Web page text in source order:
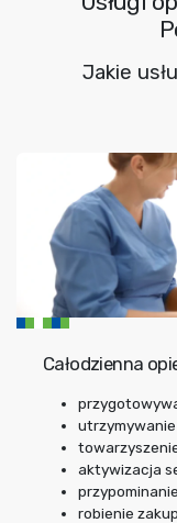
Jakie
Całodzienna
aktywizacja
robienie